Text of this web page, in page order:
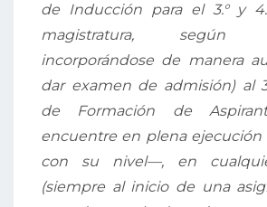
de Inducción para el 3.° y
magistratura, según
incorporándose de manera
dar examen de admisión) al
de Formación de
encuentre en plena
con su nivel—, en
(siempre al inicio de una